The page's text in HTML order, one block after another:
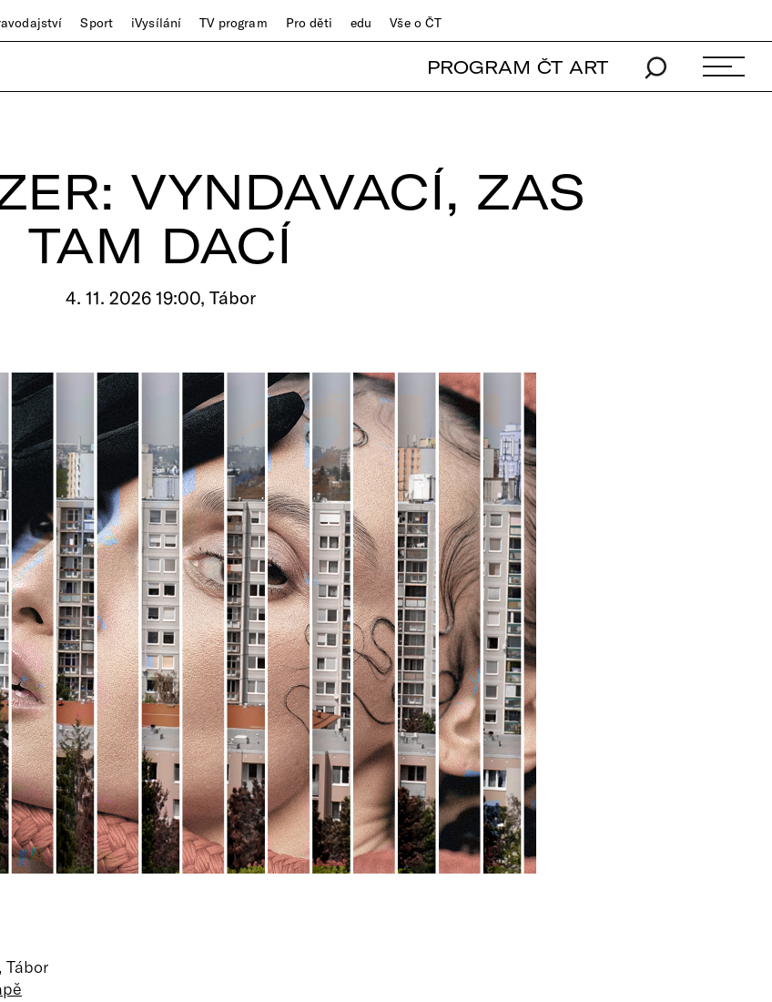
Sport iVysílání TV program Pro děti edu Vše o ČT
PROGRAM ČT ART
VYNDAVACÍ, ZAS
TAM DACÍ
4. 11. 2026 19:00, Tábor
Tábor